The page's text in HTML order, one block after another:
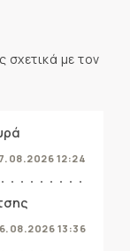
σχετικά με τον
12:24
13:36